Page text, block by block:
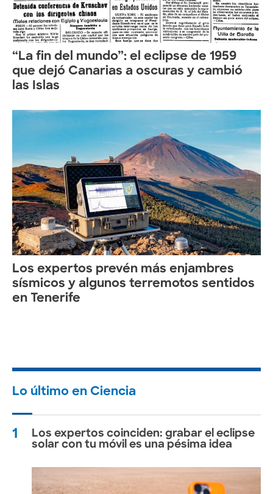
“La fin del mundo”: el eclipse de 1959
que dejó Canarias a oscuras y cambió
las Islas
Los expertos prevén más enjambres
sísmicos y algunos terremotos sentidos
en Tenerife
Lo último en Ciencia
1
Los expertos coinciden: grabar el eclipse
solar con tu móvil es una pésima idea